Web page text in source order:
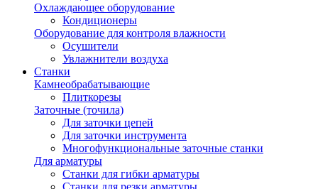
Охлаждающее оборудование
Кондиционеры
Оборудование для контроля влажности
Осушители
Увлажнители воздуха
Станки
Камнеобрабатывающие
Плиткорезы
Заточные (точила)
Для заточки цепей
Для заточки инструмента
Многофункциональные заточные станки
Для арматуры
Станки для гибки арматуры
Станки для резки арматуры